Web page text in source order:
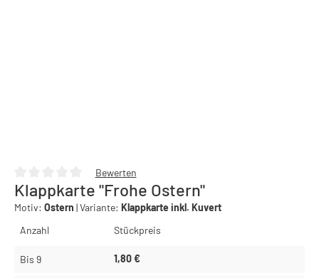
Durchschnittliche Bewertung von 0 von 5 Sternen
Bewerten
Klappkarte "Frohe Ostern"
Motiv: Ostern |Variante: Klappkarte inkl. Kuvert
Anzahl
Stückpreis
Bis 9 1,80 €